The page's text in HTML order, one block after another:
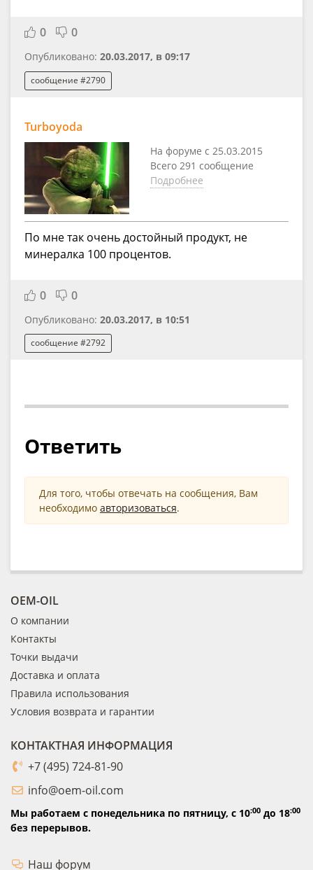
0 0
Опубликовано: 20.03.2017, в 09:17
сообщение #2790
Turboyoda
На форуме с 25.03.2015
Всего 291 сообщение
Подробнее
По мне так очень достойный продукт, не
минералка 100 процентов.
0 0
Опубликовано: 20.03.2017, в 10:51
сообщение #2792
Ответить
Для того, чтобы отвечать на сообщения, Вам
необходимо авторизоваться.
OEM-OIL
О компании
Контакты
Точки выдачи
Доставка и оплата
Правила использования
Условия возврата и гарантии
КОНТАКТНАЯ ИНФОРМАЦИЯ
+7 (495) 724-81-90
info@oem-oil.com
Мы работаем с понедельника по пятницу, с 10:00 до 18:00
без перерывов.
Наш форум